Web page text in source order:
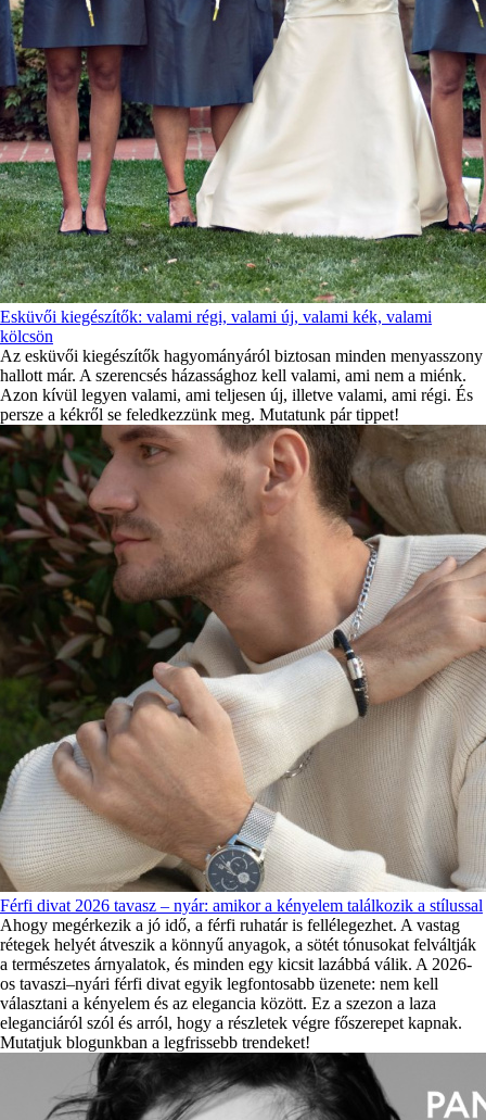
Esküvői kiegészítők: valami régi, valami új, valami kék, valami
kölcsön
Az esküvői kiegészítők hagyományáról biztosan minden menyasszony
hallott már. A szerencsés házassághoz kell valami, ami nem a miénk.
Azon kívül legyen valami, ami teljesen új, illetve valami, ami régi. És
persze a kékről se feledkezzünk meg. Mutatunk pár tippet!
Férfi divat 2026 tavasz – nyár: amikor a kényelem találkozik a stílussal
Ahogy megérkezik a jó idő, a férfi ruhatár is fellélegezhet. A vastag
rétegek helyét átveszik a könnyű anyagok, a sötét tónusokat felváltják
a természetes árnyalatok, és minden egy kicsit lazábbá válik. A 2026-
os tavaszi–nyári férfi divat egyik legfontosabb üzenete: nem kell
választani a kényelem és az elegancia között. Ez a szezon a laza
eleganciáról szól és arról, hogy a részletek végre főszerepet kapnak.
Mutatjuk blogunkban a legfrissebb trendeket!